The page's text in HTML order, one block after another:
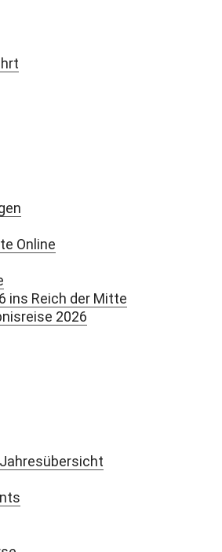
Online
ins Reich der Mitte
2026